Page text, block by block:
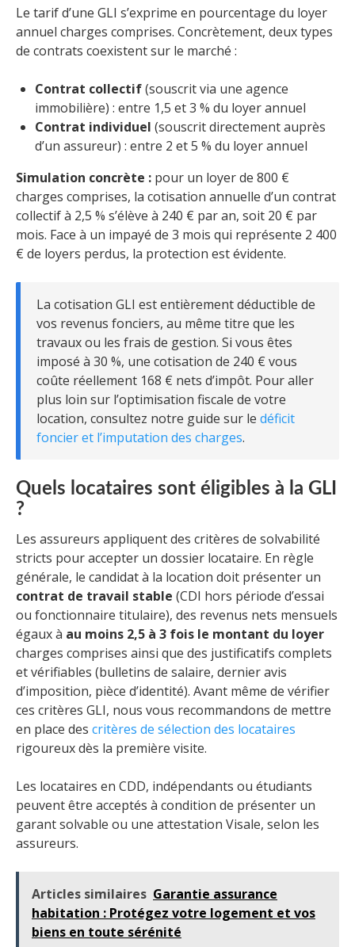
Le tarif d’une GLI s’exprime en pourcentage du loyer
annuel charges comprises. Concrètement, deux types
de contrats coexistent sur le marché :
Contrat collectif(souscrit via une agence
immobilière) : entre 1,5 et 3 % du loyer annuel
Contrat individuel (souscrit directement auprès
d’un assureur) : entre 2 et 5 % du loyer annuel
Simulation concrète : pour un loyer de 800 €
charges comprises, la cotisation annuelle d’un contrat
collectif à 2,5 % s’élève à 240 € par an, soit 20 € par
mois. Face à un impayé de 3 mois qui représente 2 400
€ de loyers perdus, la protection est évidente.
La cotisation GLI est entièrement déductible de
vos revenus fonciers, au même titre que les
travaux ou les frais de gestion. Si vous êtes
imposé à 30 %, une cotisation de 240 € vous
coûte réellement 168 € nets d’impôt. Pour aller
plus loin sur l’optimisation fiscale de votre
location, consultez notre guide sur le déficit
foncier et l’imputation des charges.
Quels locataires sont éligibles à la GLI
?
Les assureurs appliquent des critères de solvabilité
stricts pour accepter un dossier locataire. En règle
générale, le candidat à la location doit présenter un
contrat de travail stable (CDI hors période d’essai
ou fonctionnaire titulaire), des revenus nets mensuels
égaux à au moins 2,5 à 3 fois le montant du loyer
charges comprises ainsi que des justificatifs complets
et vérifiables (bulletins de salaire, dernier avis
d’imposition, pièce d’identité). Avant même de vérifier
ces critères GLI, nous vous recommandons de mettre
en place des critères de sélection des locataires
rigoureux dès la première visite.
Les locataires en CDD, indépendants ou étudiants
peuvent être acceptés à condition de présenter un
garant solvable ou une attestation Visale, selon les
assureurs.
Articles similaires Garantie assurance
habitation : Protégez votre logement et vos
biens en toute sérénité